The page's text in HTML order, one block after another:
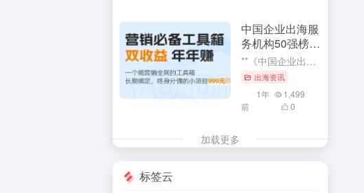
中国企业出海服
务机构50强榜单
解读
**《中国企业出海服务机构50强榜单解读》：深度探索与利用企业出海服务的核心竞争力** 在全球化经济浪潮中，中国企业出海已成为一种趋势。而《中国企业出海服务机构50强榜单》的发布，无疑为众多寻求海外市...
出海资讯
1年
前
1,499
0
加载更多
标签云